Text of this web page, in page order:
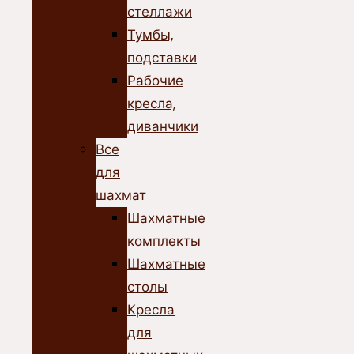
стеллажи
Тумбы,
подставки
Рабочие
кресла,
диванчики
Все
для
шахмат
Шахматные
комплекты
Шахматные
столы
Кресла
для